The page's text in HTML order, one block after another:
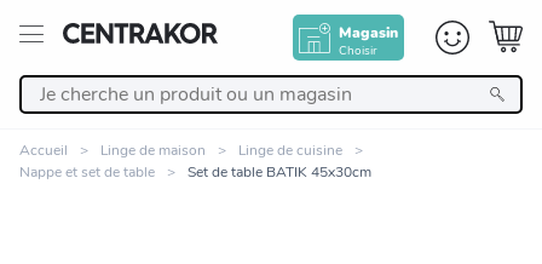
Magasin
Choisir
Accueil Linge de maison
Linge de cuisine
Nappe et set de table
Set de table BATIK 45x30cm